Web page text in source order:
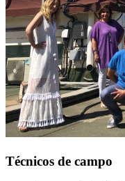
Técnicos de campo